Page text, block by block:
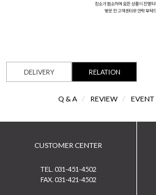
DELIVERY RELATION
Q & A / REVIEW / EVENT
CUSTOMER CENTER
TEL. 031-451-4502
FAX. 031-421-4502